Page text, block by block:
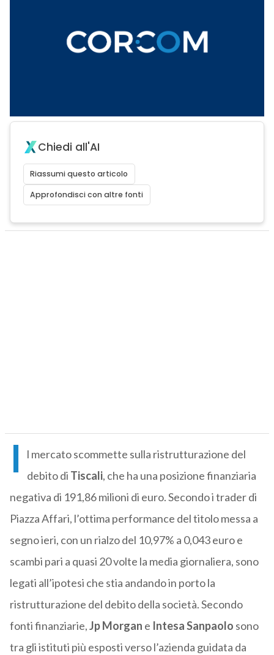
Chiedi all'AI
Riassumi questo articolo
Approfondisci con altre fonti
I
l mercato scommette sulla ristrutturazione del
debito di Tiscali, che ha una posizione finanziaria
negativa di 191,86 milioni di euro. Secondo i trader di
Piazza Affari, l’ottima performance del titolo messa a
segno ieri, con un rialzo del 10,97% a 0,043 euro e
scambi pari a quasi 20 volte la media giornaliera, sono
legati all’ipotesi che stia andando in porto la
ristrutturazione del debito della società. Secondo
fonti finanziarie,Jp Morgan e Intesa Sanpaolo sono
tra gli istituti più esposti verso l’azienda guidata da